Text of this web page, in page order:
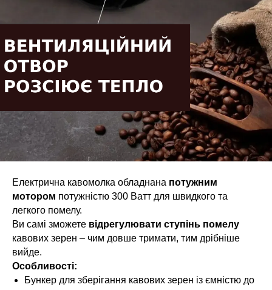
Електрична кавомолка обладнана потужним
мотором потужністю 300 Ватт для швидкого та
легкого помелу.
Ви самі зможете відрегулювати ступінь помелу
кавових зерен – чим довше тримати, тим дрібніше
вийде.
Особливості:
Бункер для зберігання кавових зерен із ємністю до